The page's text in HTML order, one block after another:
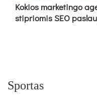
Kokios marketingo
stipriomis SEO
Sportas